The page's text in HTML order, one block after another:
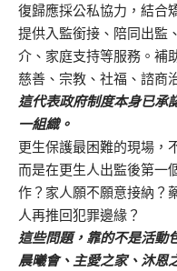
復歸應採公私協力，結合
提供入監銜接、陪同出監
介、家庭支持等服務。補
慈善、宗教、社福、諮商
這代表政府制度本身已承
一組織。
更生保護最困難的現場，
而是在更生人出監後第一
作？家人願不願意接納？
人再推回犯罪邊緣？
這些問題，靠的不是活動
晨曦會、主愛之家、沐